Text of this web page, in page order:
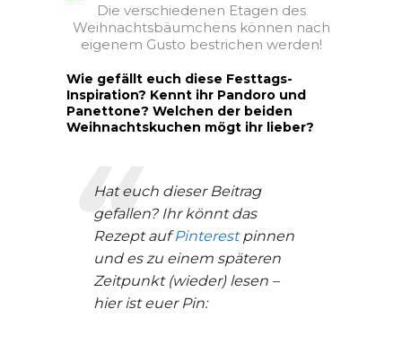
Die verschiedenen Etagen des
Weihnachtsbäumchens können nach
eigenem Gusto bestrichen werden!
Wie gefällt euch diese Festtags-
Inspiration? Kennt ihr Pandoro und
Panettone? Welchen der beiden
Weihnachtskuchen mögt ihr lieber?
Hat euch dieser Beitrag
gefallen? Ihr könnt das
Rezept aufPinterestpinnen
und es zu einem späteren
Zeitpunkt (wieder) lesen –
hier ist euer Pin: